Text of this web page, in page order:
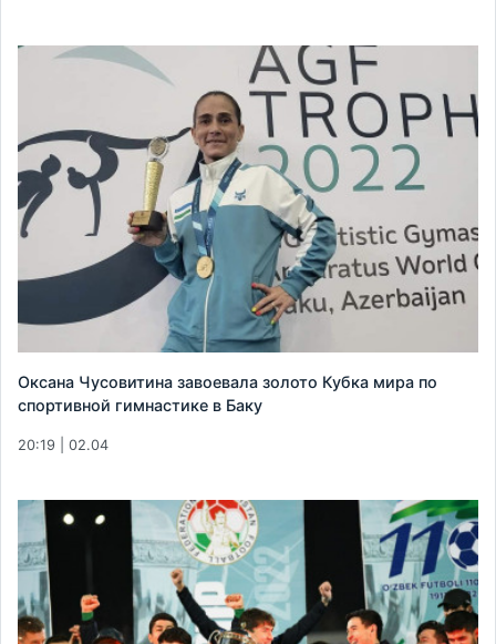
Оксана Чусовитина завоевала золото Кубка мира по
спортивной гимнастике в Баку
20:19 | 02.04